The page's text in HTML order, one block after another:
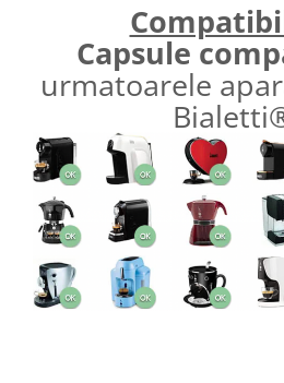
Capsule
urmatoarele